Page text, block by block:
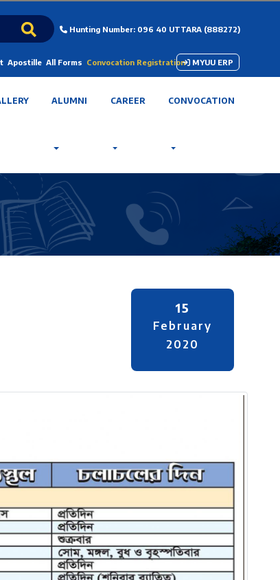
Hunting Number: 096 40 UTTARA (888272)
Apostille All Forms Convocation Registration MYUU ERP
ALUMNI CAREER CONVOCATION
15
February
2020